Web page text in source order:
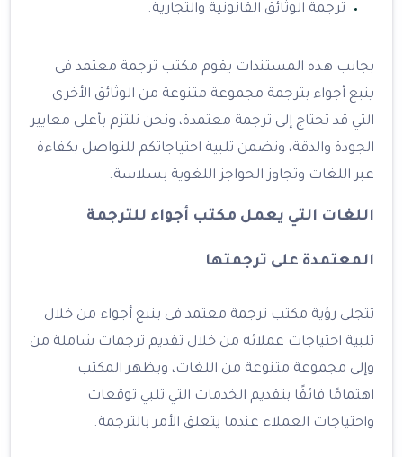
ترجمة الوثائق القانونية والتجارية.
بجانب هذه المستندات يقوم مكتب ترجمة معتمد فى
ينبع أجواء بترجمة مجموعة متنوعة من الوثائق الأخرى
التي قد تحتاج إلى ترجمة معتمدة، ونحن نلتزم بأعلى معايير
الجودة والدقة، ونضمن تلبية احتياجاتكم للتواصل بكفاءة
عبر اللغات وتجاوز الحواجز اللغوية بسلاسة.
اللغات التي يعمل مكتب أجواء للترجمة
المعتمدة على ترجمتها
تتجلى رؤية مكتب ترجمة معتمد فى ينبع أجواء من خلال
تلبية احتياجات عملائه من خلال تقديم ترجمات شاملة من
وإلى مجموعة متنوعة من اللغات، ويظهر المكتب
اهتمامًا فائقًا بتقديم الخدمات التي تلبي توقعات
واحتياجات العملاء عندما يتعلق الأمر بالترجمة.